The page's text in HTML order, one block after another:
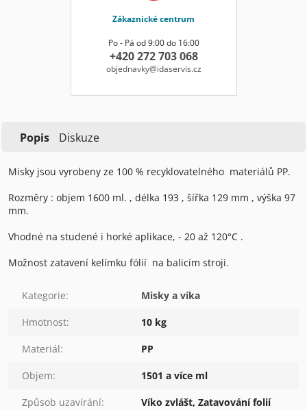
Zákaznické centrum
Po - Pá od 9:00 do 16:00
+420 272 703 068
objednavky@idaservis.cz
Popis Diskuze
Misky jsou vyrobeny ze 100 % recyklovatelného materiálů PP.
Rozměry : objem 1600 ml. , délka 193 , šířka 129 mm , výška 97
mm.
Vhodné na studené i horké aplikace, - 20 až 120°C .
Možnost zatavení kelímku fólií na balicím stroji.
Kategorie: Misky a víka
Hmotnost: 10 kg
Materiál: PP
Objem: 1501 a více ml
Způsob uzavírání: Víko zvlášt, Zatavování folií